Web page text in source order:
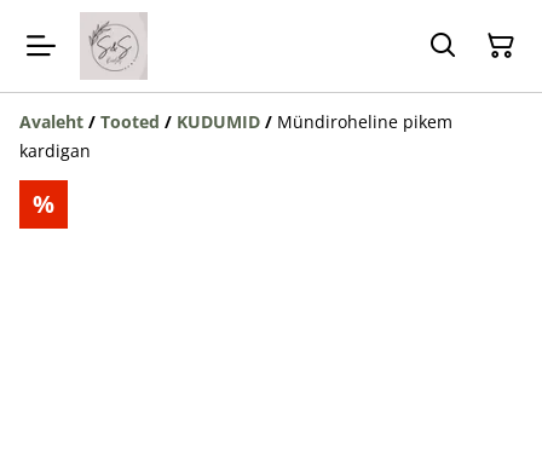
Avaleht / Tooted / KUDUMID / Mündiroheline pikem
kardigan
%